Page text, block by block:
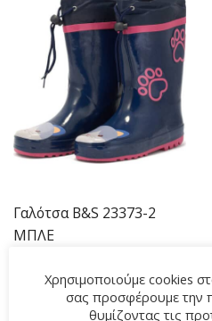
Γαλότσα B&S 23373-2
ΜΠΛΕ
Χρησιμοποιούμε cookies
σας προσφέρουμε την
θυμίζοντας τις